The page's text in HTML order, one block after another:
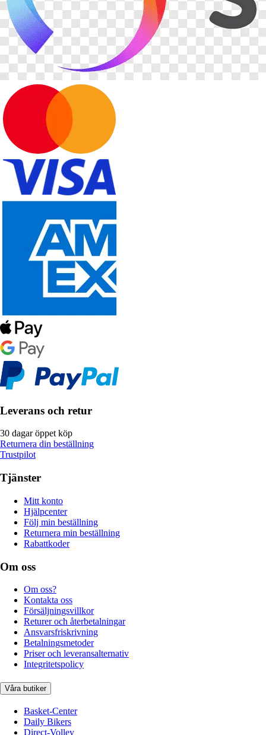
Leverans och retur
30 dagar öppet köp
Returnera din beställning
Trustpilot
Tjänster
Mitt konto
Hjälpcenter
Följ min beställning
Returnera min beställning
Rabattkoder
Om oss
Om oss?
Kontakta oss
Försäljningsvillkor
Returer och återbetalningar
Ansvarsfriskrivning
Betalningsmetoder
Priser och leveransalternativ
Integritetspolicy
Våra butiker
Basket-Center
Daily Bikers
Direct-Volley